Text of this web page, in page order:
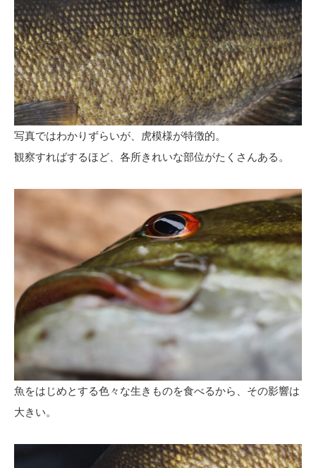
写真ではわかりずらいが、虎模様が特徴的。
観察すればするほど、各所きれいな部位がたくさんある。
魚をはじめとする色々な生きものを食べるから、その影響は
大きい。